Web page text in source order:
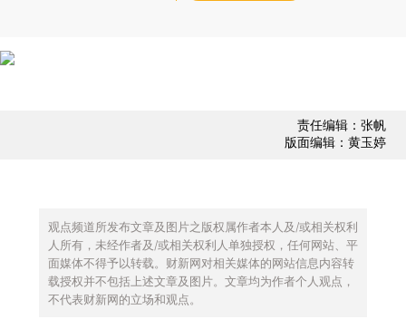
责任编辑：张帆
版面编辑：黄玉婷
观点频道所发布文章及图片之版权属作者本人及/或相关权利
人所有，未经作者及/或相关权利人单独授权，任何网站、平
面媒体不得予以转载。财新网对相关媒体的网站信息内容转
载授权并不包括上述文章及图片。文章均为作者个人观点，
不代表财新网的立场和观点。